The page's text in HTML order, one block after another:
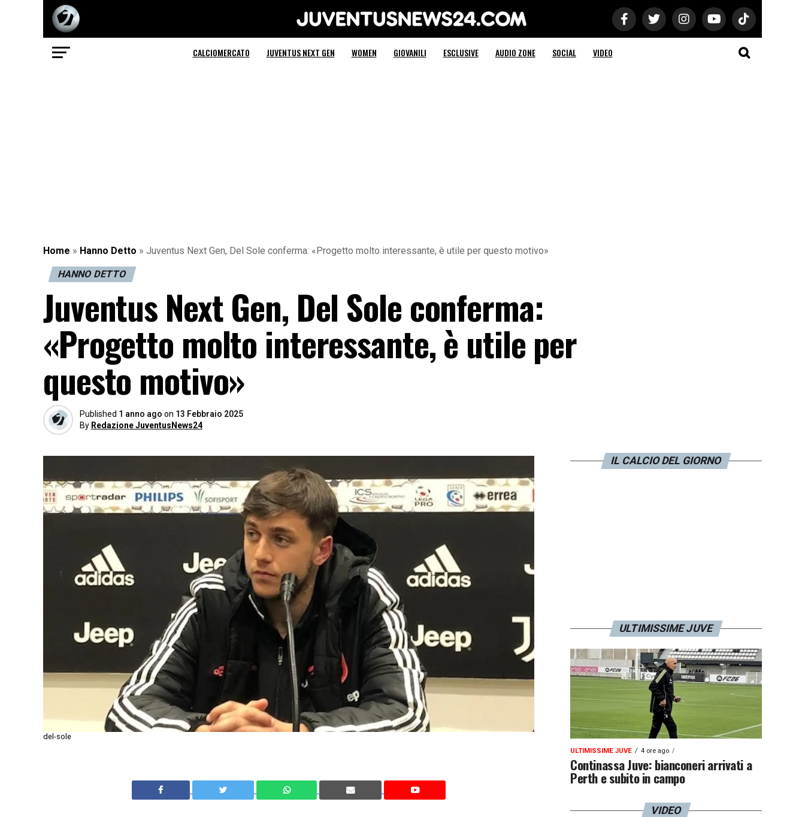
Juventus News 24
CALCIOMERCATO JUVENTUS NEXT GEN WOMEN GIOVANILI ESCLUSIVE AUDIO ZONE SOCIAL VIDEO
Home » Hanno Detto » Juventus Next Gen, Del Sole conferma: «Progetto molto interessante, è utile per questo motivo»
HANNO DETTO
Juventus Next Gen, Del Sole conferma:
«Progetto molto interessante, è utile per
questo motivo»
Published 1 anno ago on 13 Febbraio 2025
By Redazione JuventusNews24
del-sole
IL CALCIO DEL GIORNO
ULTIMISSIME JUVE
ULTIMISSIME JUVE 4 ore ago
Continassa Juve: bianconeri arrivati a
Perth e subito in campo
VIDEO